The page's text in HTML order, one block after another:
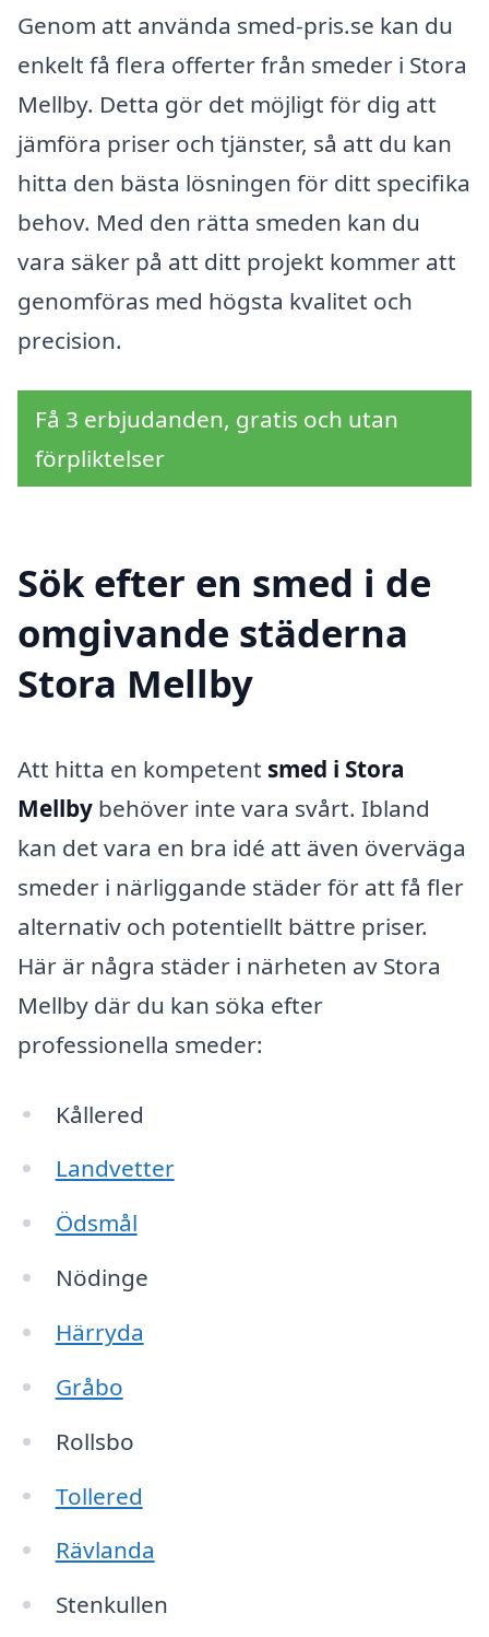
Genom att använda smed-pris.se kan du
enkelt få flera offerter från smeder i Stora
Mellby. Detta gör det möjligt för dig att
jämföra priser och tjänster, så att du kan
hitta den bästa lösningen för ditt specifika
behov. Med den rätta smeden kan du
vara säker på att ditt projekt kommer att
genomföras med högsta kvalitet och
precision.
Få 3 erbjudanden, gratis och utan
förpliktelser
Sök efter en smed i de
omgivande städerna
Stora Mellby
Att hitta en kompetent smed i Stora
Mellby behöver inte vara svårt. Ibland
kan det vara en bra idé att även överväga
smeder i närliggande städer för att få fler
alternativ och potentiellt bättre priser.
Här är några städer i närheten av Stora
Mellby där du kan söka efter
professionella smeder:
Kållered
Landvetter
Ödsmål
Nödinge
Härryda
Gråbo
Rollsbo
Tollered
Rävlanda
Stenkullen